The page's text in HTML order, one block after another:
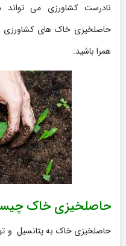
نادرست کشاورزی می تواند
حاصلخیزی خاک های کشاورزی
همرا باشید.
حاصلخیزی خاک
حاصلخیزی خاک به پتانسیل و